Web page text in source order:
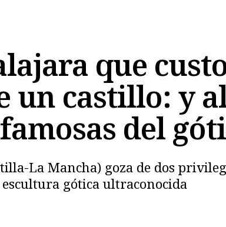
que
un castillo: y
del
La Mancha) goza de dos
gótica ultraconocida